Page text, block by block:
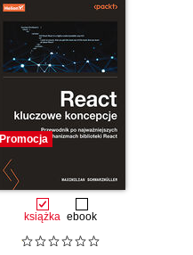
Promocja
książka ebook